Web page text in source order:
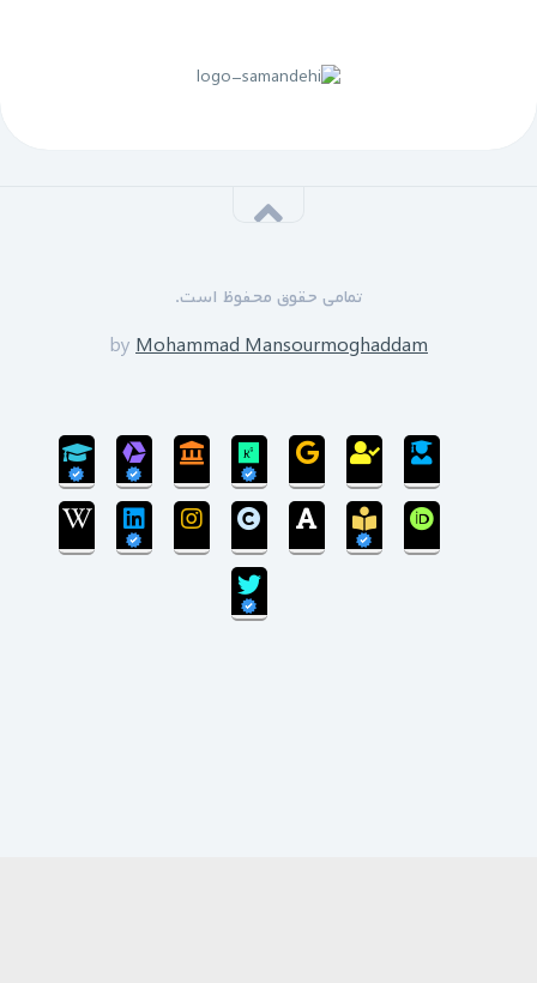
محمد منصورمقدم
سی‌ام‌ شهریورماه 1399:
بروزرسانی سایت پایان یافته است و سایت در مرحله
انتقال پایگاه داده می‌باشد.
تمامی حقوق محفوظ است.
by Mohammad Mansourmoghaddam